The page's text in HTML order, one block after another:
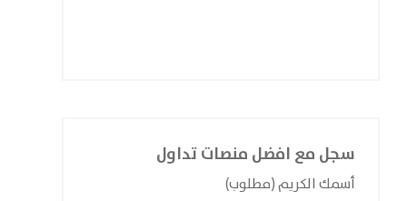
سجل مع افضل منصات تداول
أسمك الكريم (مطلوب)